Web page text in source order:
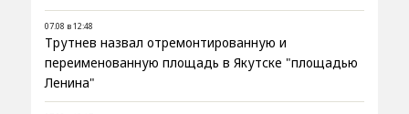
07.08 в 12:48
Трутнев назвал отремонтированную и
переименованную площадь в Якутске "площадью
Ленина"